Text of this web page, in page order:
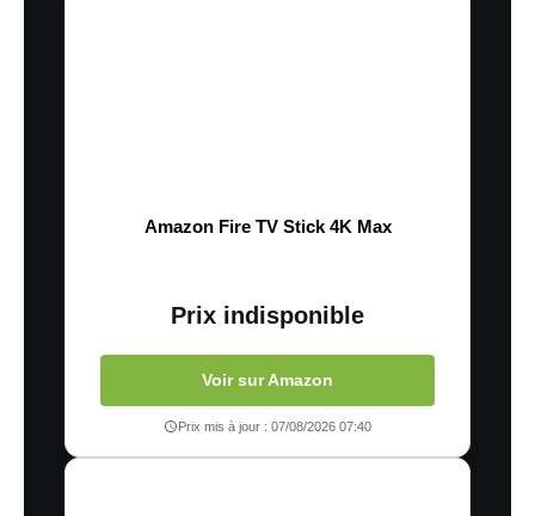
Amazon Fire TV Stick 4K Max
Prix indisponible
Voir sur Amazon
Prix mis à jour : 07/08/2026 07:40